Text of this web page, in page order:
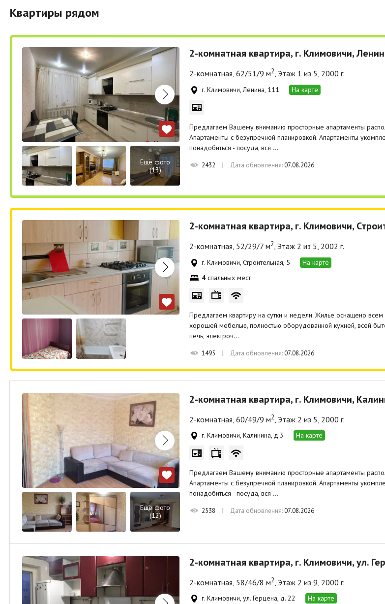
Квартиры рядом
Ещё фото
(13)
2-комнатная квартира, г. Климовичи,
2-комнатная, 62/51/9 м2, Этаж 1 из 5, 2000 г.
г. Климовичи, Ленина, 111 На карте
Предлагаем Вашему вниманию просторные апартаменты
Апартаменты с безупречной планировкой. Апартаменты
понадобиться - посуда, вся …
2432 Дата обновления:07.08.2026
2-комнатная квартира, г. Климовичи,
2-комнатная, 52/29/7 м2, Этаж 2 из 5, 2002 г.
г. Климовичи, Строительная, 5
На карте
4 спальных мест
Предлагаем квартиру на сутки и недели. Жилье оснащено
хорошей мебелью, полностью оборудованной кухней, всей
печь, электроч…
1495 Дата обновления:07.08.2026
Ещё фото
(12)
2-комнатная квартира, г. Климовичи,
2-комнатная, 60/49/9 м2 , Этаж 2 из 5, 2000 г.
г. Климовичи, Калинина, д.3 На карте
Предлагаем Вашему вниманию просторные апартаменты
Апартаменты с безупречной планировкой. Апартаменты
понадобиться - посуда, вся …
2538 Дата обновления:07.08.2026
2-комнатная квартира, г. Климовичи, ул.
2-комнатная, 58/46/8 м2 , Этаж 2 из 9, 2000 г.
г. Климовичи, ул. Герцена, д. 22 На карте